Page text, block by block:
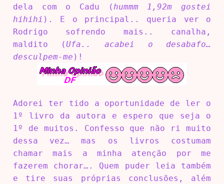
dela com o Cadu (hummm 1,92m gostei
hihihi ). E o principal.. queria ver o
Rodrigo sofrendo mais.. canalha,
maldito (Ufa.. acabei o desabafo…
desculpem-me )!
Adorei ter tido a oportunidade de ler o
1º livro da autora e espero que seja o
1º de muitos. Confesso que não ri muito
dessa vez… mas os livros costumam
chamar mais a minha atenção por me
fazerem chorar…. Quem puder leia também
e tire suas próprias conclusões, além